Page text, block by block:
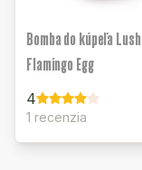
Bomba do kúpeľa Lush
Flamingo Egg
4
1 recenzia